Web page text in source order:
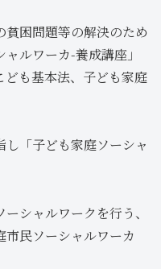
困問題等の解決のため
ルワーカ-養成講座」
ども基本法、子ども家庭
「子ども家庭ソーシャ
シャルワークを行う、
民ソーシャルワーカ